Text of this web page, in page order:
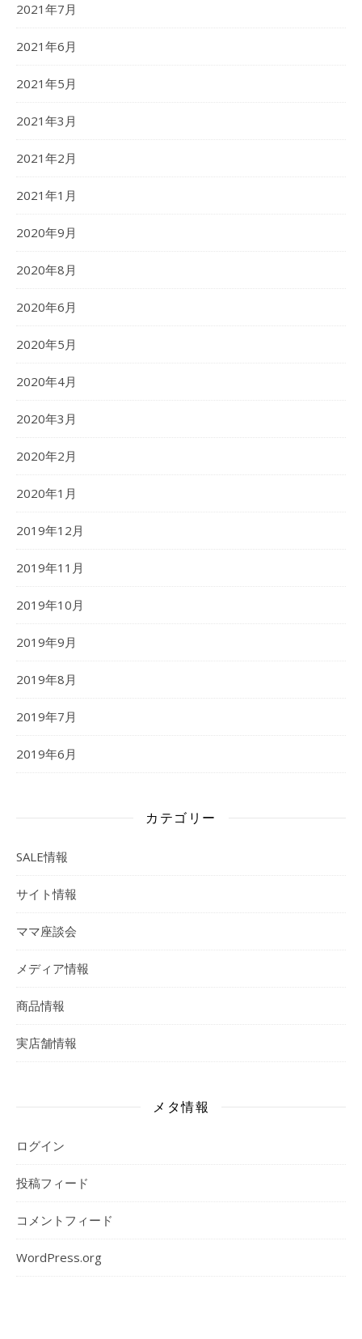
2021年7月
2021年6月
2021年5月
2021年3月
2021年2月
2021年1月
2020年9月
2020年8月
2020年6月
2020年5月
2020年4月
2020年3月
2020年2月
2020年1月
2019年12月
2019年11月
2019年10月
2019年9月
2019年8月
2019年7月
2019年6月
カテゴリー
SALE情報
サイト情報
ママ座談会
メディア情報
商品情報
実店舗情報
メタ情報
ログイン
投稿フィード
コメントフィード
WordPress.org